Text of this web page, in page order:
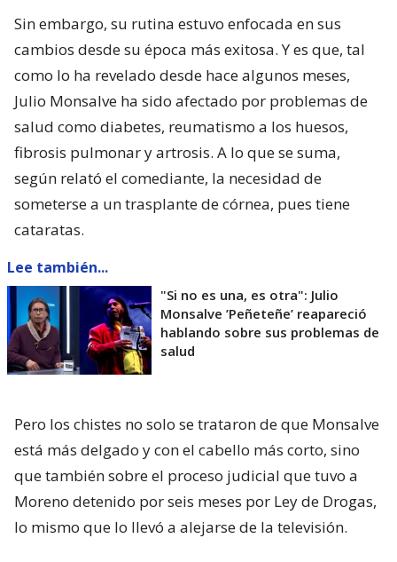
Sin embargo, su rutina estuvo enfocada en sus
cambios desde su época más exitosa. Y es que, tal
como lo ha revelado desde hace algunos meses,
Julio Monsalve ha sido afectado por problemas de
salud como diabetes, reumatismo a los huesos,
fibrosis pulmonar y artrosis. A lo que se suma,
según relató el comediante, la necesidad de
someterse a un trasplante de córnea, pues tiene
cataratas.
Lee también...
"Si no es una, es otra": Julio
Monsalve ’Peñeteñe’ reapareció
hablando sobre sus problemas de
salud
Pero los chistes no solo se trataron de que Monsalve
está más delgado y con el cabello más corto, sino
que también sobre el proceso judicial que tuvo a
Moreno detenido por seis meses por Ley de Drogas,
lo mismo que lo llevó a alejarse de la televisión.